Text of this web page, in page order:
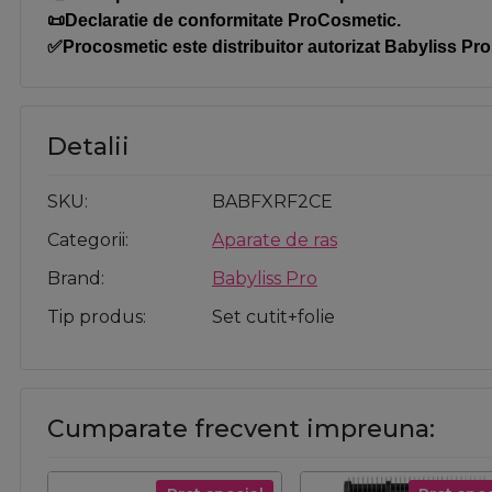
📜Declaratie de conformitate ProCosmetic.
✅Procosmetic este distribuitor autorizat Babyliss
Detalii
SKU
BABFXRF2CE
Categorii
Aparate de ras
Brand
Babyliss Pro
Tip produs
Set cutit+folie
Cumparate frecvent impreuna: